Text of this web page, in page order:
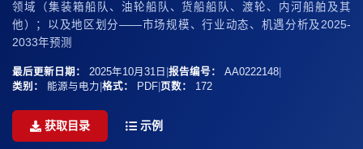
领域（集装箱船队、油轮船队、货船船队、渡轮、内河船舶及其
他）；以及地区划分——市场规模、行业动态、机遇分析及2025-
2033年预测
最后更新日期： 2025年10月31日 报告编号： AA0222148
类别：
能源与电力 格式： PDF 页数： 172
获取目录 示例